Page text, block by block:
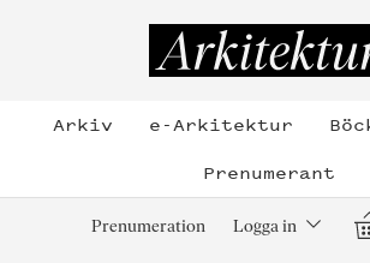
Arkiv e-Arkitektur
Prenumerant
Prenumeration Logga in